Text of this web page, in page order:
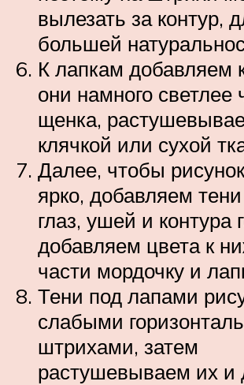
вылезать за контур,
большей
К лапкам добавляем
они намного светлее
щенка,
клячкой или сухой
Далее, чтобы
ярко, добавляем
глаз, ушей и контура
добавляем цвета к
части мордочку и
Тени под лапами
слабыми
штрихами, затем
растушевываем их и